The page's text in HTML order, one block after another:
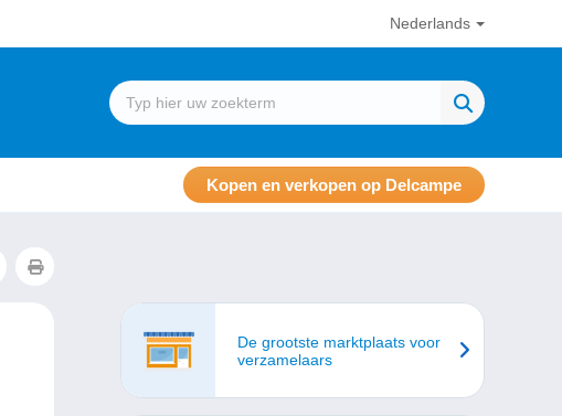
Nederlands
Kopen en verkopen op Delcampe
De grootste marktplaats voor
verzamelaars